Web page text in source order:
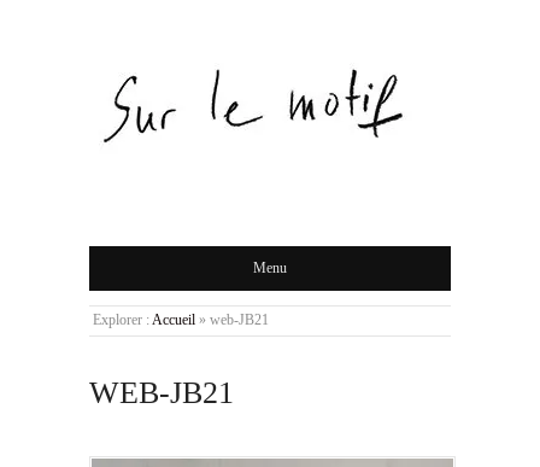
Menu
Explorer : Accueil » web-JB21
WEB-JB21